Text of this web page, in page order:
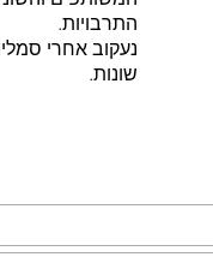
התרבויות.
נעקוב אחרי
שונות.